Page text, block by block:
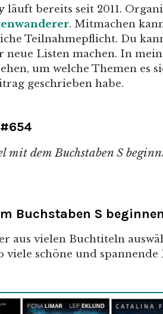
läuft bereits seit 2011.
. Mitmachen
Teilnahmepflicht. Du
neue Listen machen. In
um welche Themen es
geschrieben habe.
mit dem Buchstaben S
Buchstaben S beginnen
aus vielen Buchtiteln
viele schöne und